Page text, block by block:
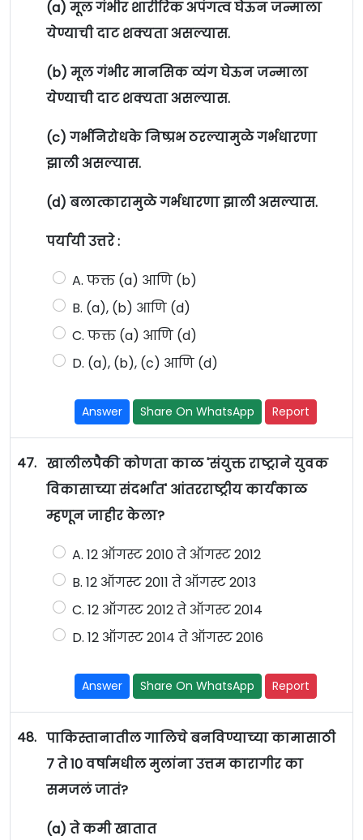
(a) मूल गंभीर शारीरिक अपंगत्व घेऊन जन्माला
येण्याची दाट शक्यता असल्यास.
(b) मूल गंभीर मानसिक व्यंग घेऊन जन्माला
येण्याची दाट शक्यता असल्यास.
(c) गर्भनिरोधके निष्प्रभ ठरल्यामुळे गर्भधारणा
झाली असल्यास.
(d) बलात्कारामुळे गर्भधारणा झाली असल्यास.
पर्यायी उत्तरे :
A. फक्त (a) आणि (b)
B. (a), (b) आणि (d)
C. फक्त (a) आणि (d)
D. (a), (b), (c) आणि (d)
Answer Share On WhatsApp Report
47. खालीलपैकी कोणता काळ 'संयुक्त राष्ट्राने युवक
विकासाच्या संदर्भात' आंतरराष्ट्रीय कार्यकाळ
म्हणून जाहीर केला?
A. 12 ऑगस्ट 2010 ते ऑगस्ट 2012
B. 12 ऑगस्ट 2011 ते ऑगस्ट 2013
C. 12 ऑगस्ट 2012 ते ऑगस्ट 2014
D. 12 ऑगस्ट 2014 ते ऑगस्ट 2016
Answer Share On WhatsApp Report
48. पाकिस्तानातील गालिचे बनविण्याच्या कामासाठी
7 ते 10 वर्षामधील मुलांना उत्तम कारागीर का
समजलं जातं?
(a) ते कमी खातात